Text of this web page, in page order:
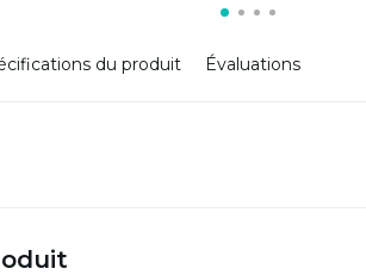
du produit Évaluations